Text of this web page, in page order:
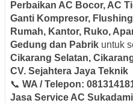
Perbaikan AC Bocor, AC
Ganti Kompresor,
Rumah, Kantor, Ruko,
Gedung dan Pabrik untuk
Cikarang Selatan,
CV. Sejahtera Jaya Teknik
📞 WA / Telepon:
Jasa Service AC